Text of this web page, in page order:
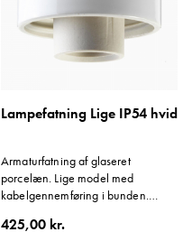
Lampefatning Lige IP54 hvid
Armaturfatning af glaseret
porcelæn. Lige model med
kabelgennemføring i bunden.
425,00 kr.